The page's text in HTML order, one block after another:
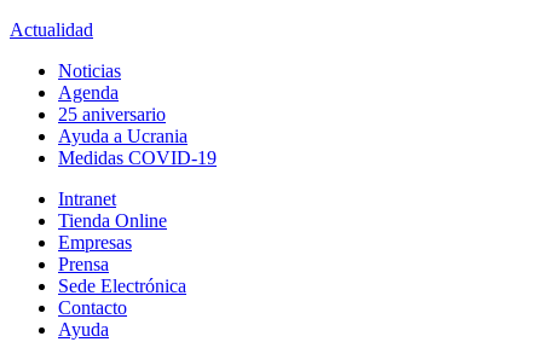
Actualidad
Noticias
Agenda
25 aniversario
Ayuda a Ucrania
Medidas COVID-19
Intranet
Tienda Online
Empresas
Prensa
Sede Electrónica
Contacto
Ayuda